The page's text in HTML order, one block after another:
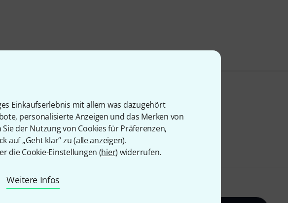
Einkaufserlebnis mit allem was dazugehört
personalisierte Anzeigen und das Merken von
der Nutzung von Cookies für Präferenzen,
auf „Geht klar“ zu (alle anzeigen).
die Cookie-Einstellungen (hier) widerrufen.
Weitere Infos